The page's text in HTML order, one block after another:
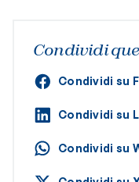
Condividi
Condividi su
Condividi su
Condividi su